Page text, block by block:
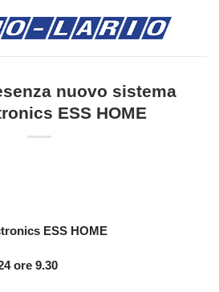
nuovo sistema
ESS HOME
ESS HOME
ore 9.30